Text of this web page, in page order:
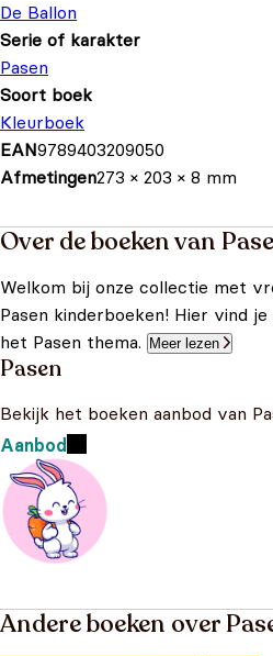
De Ballon
Serie of karakter
Pasen
Soort boek
Kleurboek
EAN9789403209050
Afmetingen273 × 203 × 8 mm
Over de boeken van
Welkom bij onze collectie met
Pasen kinderboeken! Hier vind
het Pasen thema.
Meer lezen
Pasen
Bekijk het boeken aanbod van
Aanbod
Andere boeken over